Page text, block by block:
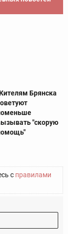
Брянска
"скорую
с правилами